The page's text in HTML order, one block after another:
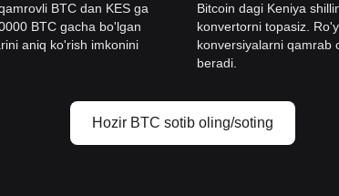
BTC dan KES ga
BTC gacha bo'lgan
aniq ko'rish imkonini
Bitcoin dagi Keniya
konvertorni topasiz.
konversiyalarni qamrab
beradi.
Hozir BTC sotib oling/soting